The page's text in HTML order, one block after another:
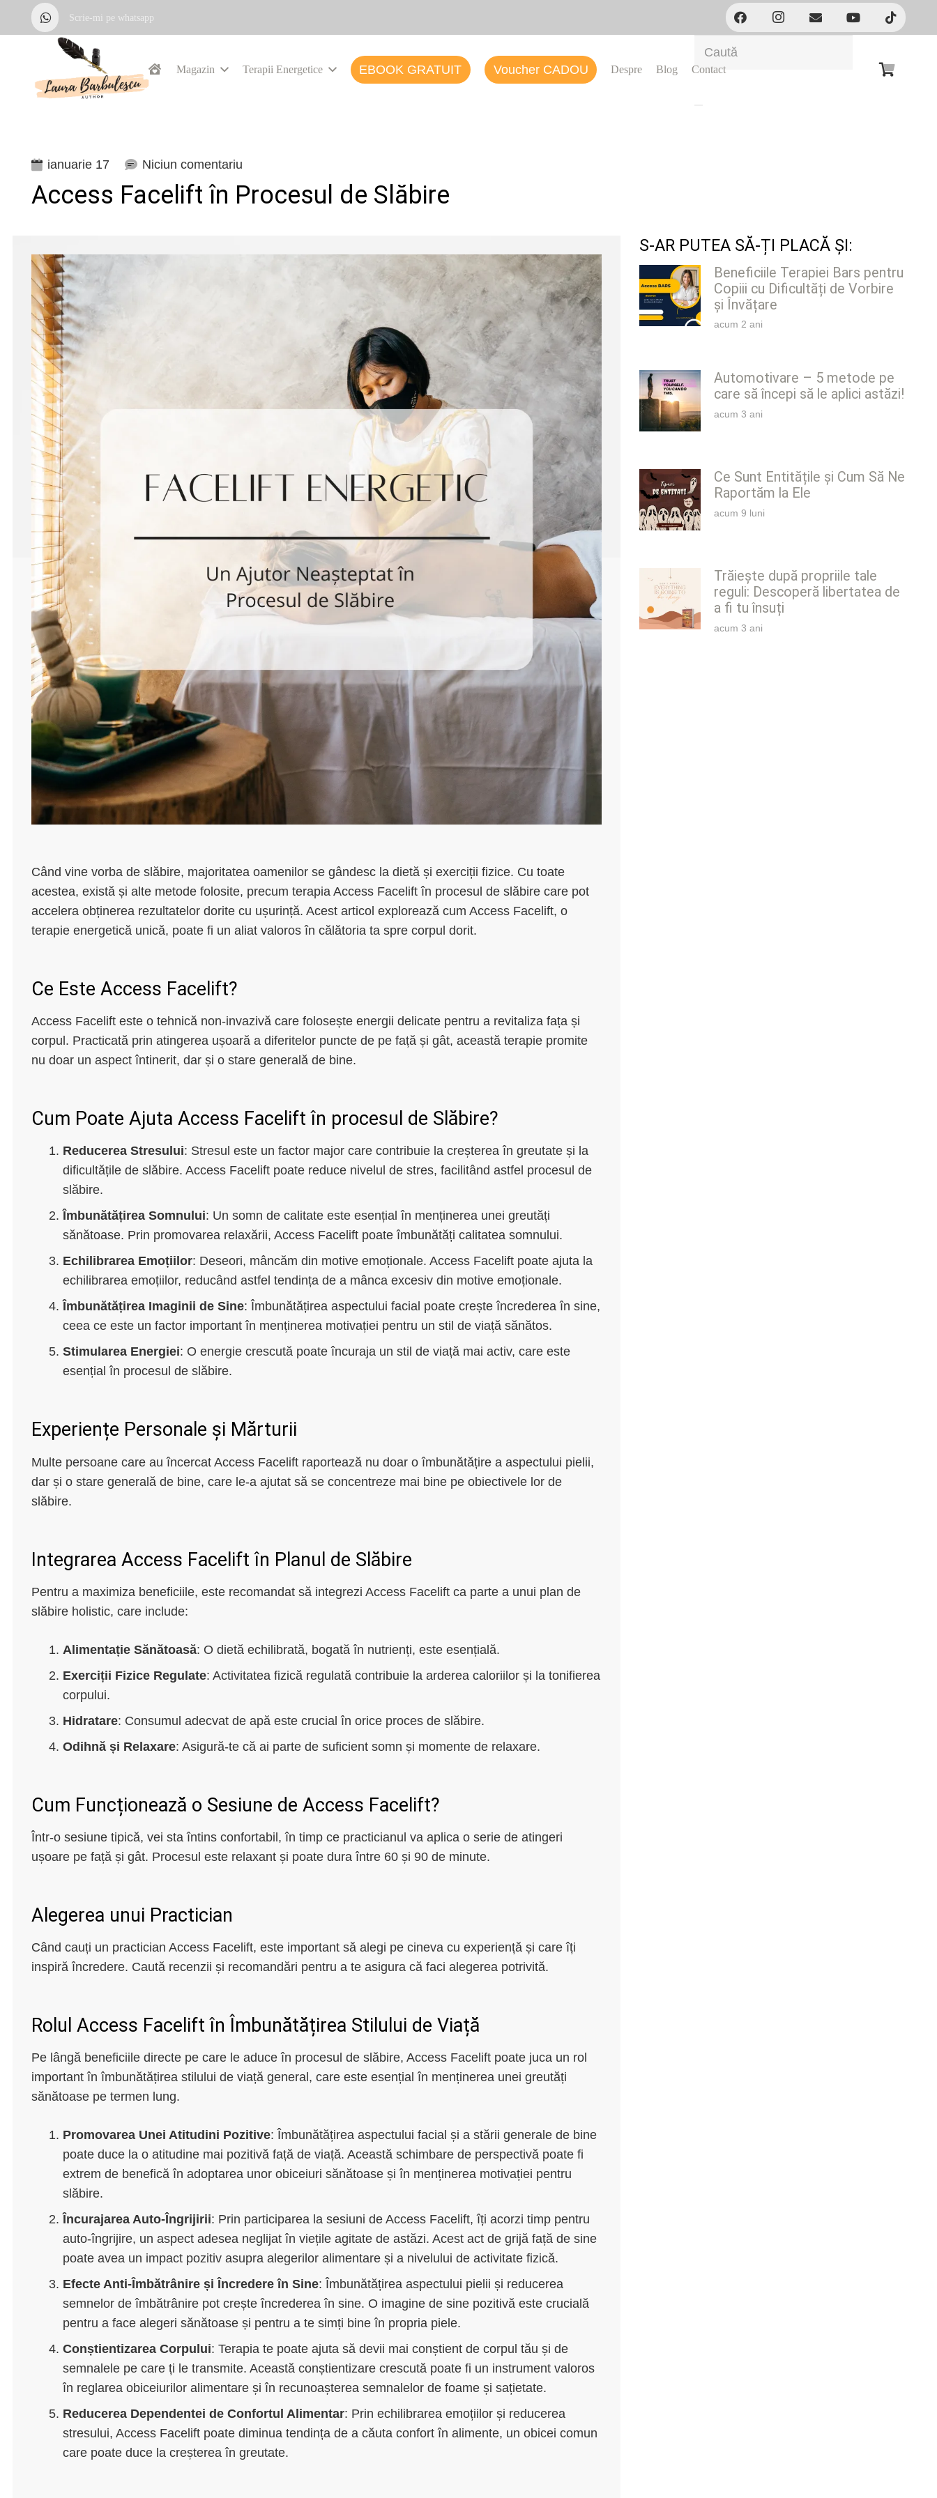
Scrie-mi pe whatsapp
Magazin Terapii Energetice EBOOK GRATUIT Voucher CADOU Despre Blog Contact
ianuarie 17 Niciun comentariu
Access Facelift în Procesul de Slăbire
Când vine vorba de slăbire, majoritatea oamenilor se gândesc la dietă și exerciții fizice. Cu toate
acestea, există și alte metode folosite, precum terapia Access Facelift în procesul de slăbire care pot
accelera obținerea rezultatelor dorite cu ușurință. Acest articol explorează cum Access Facelift, o
terapie energetică unică, poate fi un aliat valoros în călătoria ta spre corpul dorit.
Ce Este Access Facelift?
Access Facelift este o tehnică non-invazivă care folosește energii delicate pentru a revitaliza fața și
corpul. Practicată prin atingerea ușoară a diferitelor puncte de pe față și gât, această terapie promite
nu doar un aspect întinerit, dar și o stare generală de bine.
Cum Poate Ajuta Access Facelift în procesul de Slăbire?
Reducerea Stresului: Stresul este un factor major care contribuie la creșterea în greutate și la
dificultățile de slăbire. Access Facelift poate reduce nivelul de stres, facilitând astfel procesul de
slăbire.
Îmbunătățirea Somnului: Un somn de calitate este esențial în menținerea unei greutăți
sănătoase. Prin promovarea relaxării, Access Facelift poate îmbunătăți calitatea somnului.
Echilibrarea Emoțiilor: Deseori, mâncăm din motive emoționale. Access Facelift poate ajuta la
echilibrarea emoțiilor, reducând astfel tendința de a mânca excesiv din motive emoționale.
Îmbunătățirea Imaginii de Sine: Îmbunătățirea aspectului facial poate crește încrederea în sine,
ceea ce este un factor important în menținerea motivației pentru un stil de viață sănătos.
Stimularea Energiei: O energie crescută poate încuraja un stil de viață mai activ, care este
esențial în procesul de slăbire.
Experiențe Personale și Mărturii
Multe persoane care au încercat Access Facelift raportează nu doar o îmbunătățire a aspectului pielii,
dar și o stare generală de bine, care le-a ajutat să se concentreze mai bine pe obiectivele lor de
slăbire.
Integrarea Access Facelift în Planul de Slăbire
Pentru a maximiza beneficiile, este recomandat să integrezi Access Facelift ca parte a unui plan de
slăbire holistic, care include:
Alimentație Sănătoasă: O dietă echilibrată, bogată în nutrienți, este esențială.
Exerciții Fizice Regulate: Activitatea fizică regulată contribuie la arderea caloriilor și la tonifierea
corpului.
Hidratare: Consumul adecvat de apă este crucial în orice proces de slăbire.
Odihnă și Relaxare: Asigură-te că ai parte de suficient somn și momente de relaxare.
Cum Funcționează o Sesiune de Access Facelift?
Într-o sesiune tipică, vei sta întins confortabil, în timp ce practicianul va aplica o serie de atingeri
ușoare pe față și gât. Procesul este relaxant și poate dura între 60 și 90 de minute.
Alegerea unui Practician
Când cauți un practician Access Facelift, este important să alegi pe cineva cu experiență și care îți
inspiră încredere. Caută recenzii și recomandări pentru a te asigura că faci alegerea potrivită.
Rolul Access Facelift în Îmbunătățirea Stilului de Viață
Pe lângă beneficiile directe pe care le aduce în procesul de slăbire, Access Facelift poate juca un rol
important în îmbunătățirea stilului de viață general, care este esențial în menținerea unei greutăți
sănătoase pe termen lung.
Promovarea Unei Atitudini Pozitive: Îmbunătățirea aspectului facial și a stării generale de bine
poate duce la o atitudine mai pozitivă față de viață. Această schimbare de perspectivă poate fi
extrem de benefică în adoptarea unor obiceiuri sănătoase și în menținerea motivației pentru
slăbire.
Încurajarea Auto-Îngrijirii: Prin participarea la sesiuni de Access Facelift, îți acorzi timp pentru
auto-îngrijire, un aspect adesea neglijat în viețile agitate de astăzi. Acest act de grijă față de sine
poate avea un impact pozitiv asupra alegerilor alimentare și a nivelului de activitate fizică.
Efecte Anti-Îmbătrânire și Încredere în Sine: Îmbunătățirea aspectului pielii și reducerea
semnelor de îmbătrânire pot crește încrederea în sine. O imagine de sine pozitivă este crucială
pentru a face alegeri sănătoase și pentru a te simți bine în propria piele.
Conștientizarea Corpului: Terapia te poate ajuta să devii mai conștient de corpul tău și de
semnalele pe care ți le transmite. Această conștientizare crescută poate fi un instrument valoros
în reglarea obiceiurilor alimentare și în recunoașterea semnalelor de foame și sațietate.
Reducerea Dependentei de Confortul Alimentar: Prin echilibrarea emoțiilor și reducerea
stresului, Access Facelift poate diminua tendința de a căuta confort în alimente, un obicei comun
care poate duce la creșterea în greutate.
S-AR PUTEA SĂ-ȚI PLACĂ ȘI:
Beneficiile Terapiei Bars pentru
Copiii cu Dificultăți de Vorbire
și Învățare
acum 2 ani
Automotivare – 5 metode pe
care să începi să le aplici astăzi!
acum 3 ani
Ce Sunt Entitățile și Cum Să Ne
Raportăm la Ele
acum 9 luni
Trăiește după propriile tale
reguli: Descoperă libertatea de
a fi tu însuți
acum 3 ani